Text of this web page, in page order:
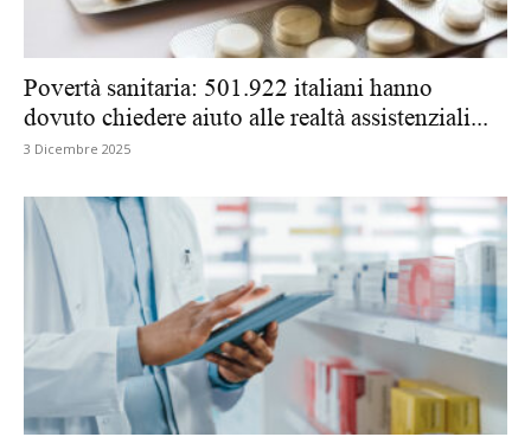
Povertà sanitaria: 501.922 italiani hanno
dovuto chiedere aiuto alle realtà assistenziali...
3 Dicembre 2025